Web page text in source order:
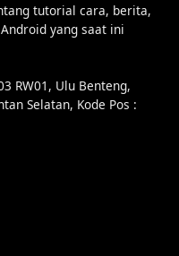
tutorial cara, berita,
yang saat ini
RW01, Ulu Benteng,
Selatan, Kode Pos :